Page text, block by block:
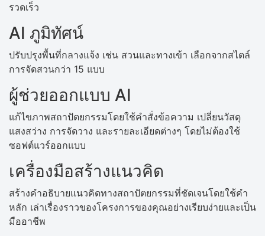
รวดเร็ว
AI ภูมิทัศน์
ปรับปรุงพื้นที่กลางแจ้ง เช่น สวนและทางเข้า เลือกจากสไตล์
การจัดสวนกว่า 15 แบบ
ผู้ช่วยออกแบบ AI
แก้ไขภาพสถาปัตยกรรมโดยใช้คำสั่งข้อความ เปลี่ยนวัสดุ
แสงสว่าง การจัดวาง และรายละเอียดต่างๆ โดยไม่ต้องใช้
ซอฟต์แวร์ออกแบบ
เครื่องมือสร้างแนวคิด
สร้างคำอธิบายแนวคิดทางสถาปัตยกรรมที่ชัดเจนโดยใช้คำ
หลัก เล่าเรื่องราวของโครงการของคุณอย่างเรียบง่ายและเป็น
มืออาชีพ